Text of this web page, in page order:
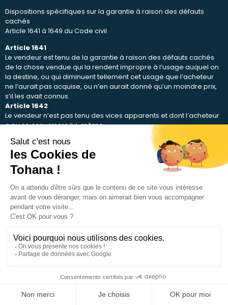
Dispositions spécifiques sur la garantie à raison des défauts
cachés
Article 1641 à 1649 du Code civil
Article 1641
Le vendeur est tenu de la garantie à raison des défauts cachés
de la chose vendue qui la rendent impropre à l’usage auquel on
la destine, ou qui diminuent tellement cet usage que l’acheteur
ne l’aurait pas acquise, ou n’en aurait donné qu’un moindre prix,
s’il les avait connus.
Article 1642
Le vendeur n’est pas tenu des vices apparents et dont l’acheteur
a pu se convaincre lui-même.
Il est tenu des vices cachés, quand même il ne les aurait pas
connus, à moins que, dans ce cas, il n’ait stipulé qu’il ne sera
obligé à aucune garantie.
Article 1644
Dans le cas des articles 1641 et 1643, l’acheteur a le choix de
rendre la chose et de se faire restituer le prix, ou de garder la
chose et de se faire rendre une partie du prix.
Article 1645
Si le vendeur connaissait les vices de la chose, il est tenu, outre la
intérêts envers l’acheteur.
Article 1646
occasionnés par la vente.
Article 1647
Si la chose qui avait des vices a péri par suite de sa mauvaise